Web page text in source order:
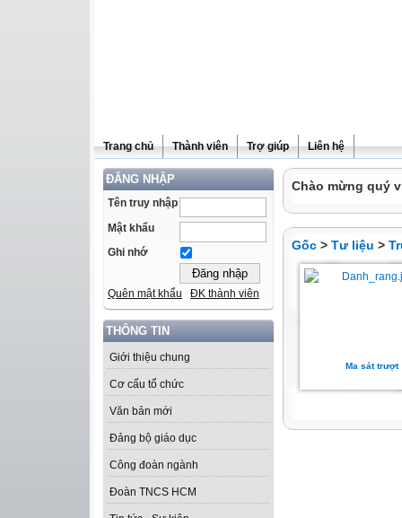
Trang chủ Thành viên Trợ giúp Liên hệ
ĐĂNG NHẬP
Tên truy nhập
Mật khẩu
Ghi nhớ
Quên mật khẩu ĐK thành viên
THÔNG TIN
Giới thiệu chung
Cơ cấu tổ chức
Văn bản mới
Đảng bộ giáo dục
Công đoàn ngành
Đoàn TNCS HCM
Chào mừng quý
Gốc > Tư liệu >
Ma sát trượt